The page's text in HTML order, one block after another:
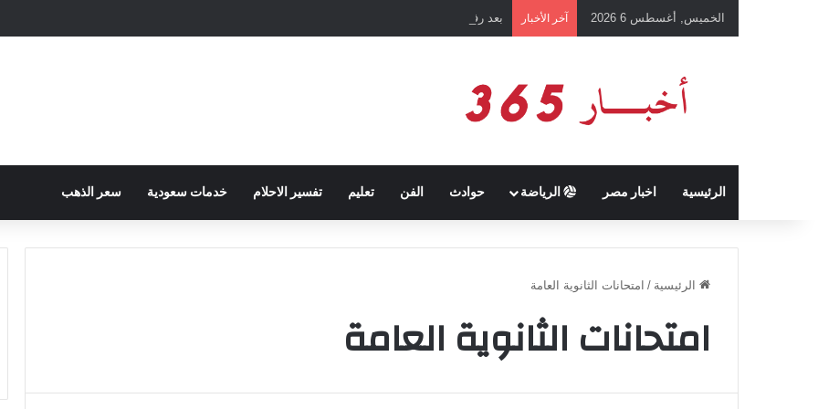
الخميس, أغسطس 6 2026 آخر الأخبار بعد رفع أسعار شرائح الكهرباء … وزارة التموين توجه تحذير لأصحاب المخابز من رفع أسعار الخبز
الرئيسية اخبار مصر الرياضة حوادث الفن تعليم تفسير الاحلام خدمات سعودية سعر الذهب
الرئيسية / امتحانات الثانوية العامة
امتحانات الثانوية العامة